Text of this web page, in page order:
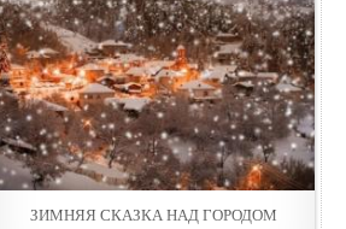
ЗИМНЯЯ СКАЗКА НАД ГОРОДОМ